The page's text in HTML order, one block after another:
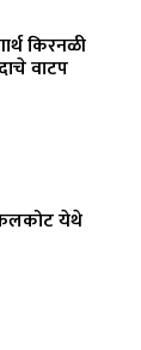
किरनळी
वाटप
येथे